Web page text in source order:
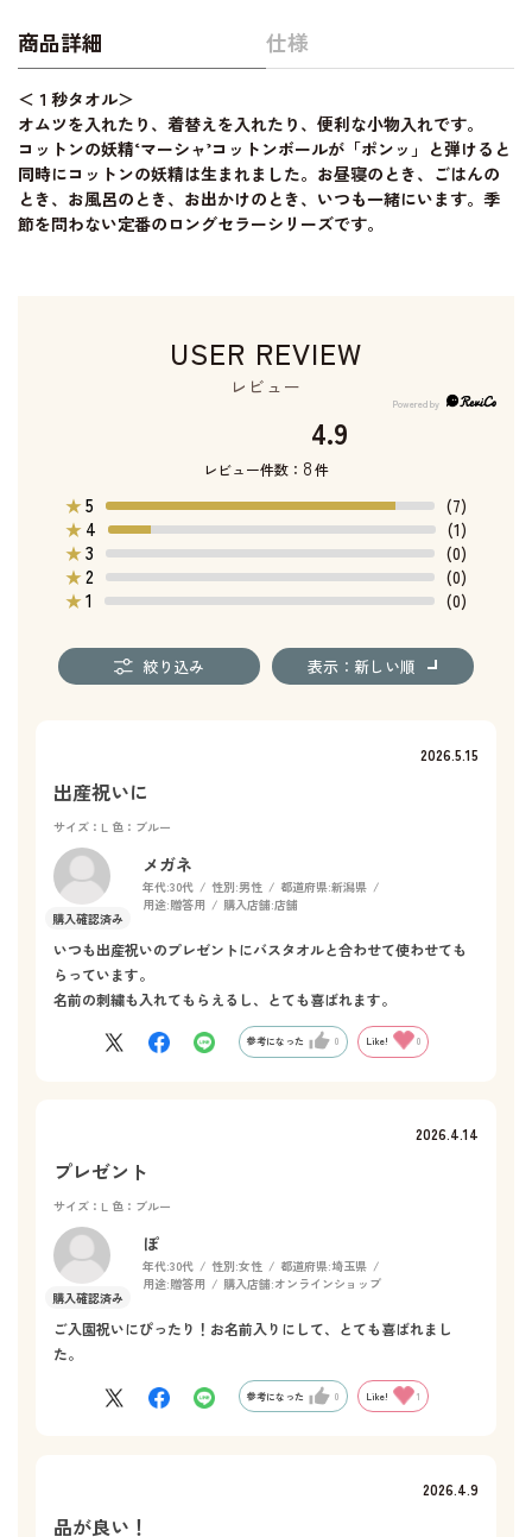
商品詳細 仕様
＜１秒タオル＞
オムツを入れたり、着替えを入れたり、便利な小物入れです。
コットンの妖精‘マーシャ’コットンボールが「ポンッ」と弾けると
同時にコットンの妖精は生まれました。お昼寝のとき、ごはんの
とき、お風呂のとき、お出かけのとき、いつも一緒にいます。季
節を問わない定番のロングセラーシリーズです。
USER REVIEW
レビュー
4.9
レビュー件数： 8件
★5
(7)
★ 4
(1)
★3
(0)
★2
(0)
★1 (0)
絞り込み 表示：新しい順
2026.5.15
出産祝いに
サイズ：L 色：ブルー
メガネ
年代:30代 性別:男性 都道府県:新潟県
用途:贈答用 購入店舗:店舗
いつも出産祝いのプレゼントにバスタオルと合わせて使わせても
らっています。
名前の刺繍も入れてもらえるし、とても喜ばれます。
参考になった 0 Like! 0
2026.4.14
プレゼント
サイズ：L 色：ブルー
ぽ
年代:30代 性別:女性 都道府県:埼玉県
用途:贈答用 購入店舗:オンラインショップ
ご入園祝いにぴったり！お名前入りにして、とても喜ばれまし
た。
参考になった 0 Like! 1
2026.4.9
品が良い！